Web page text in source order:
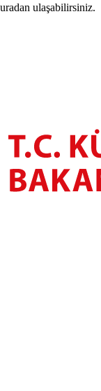
ulaşabilirsiniz.